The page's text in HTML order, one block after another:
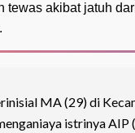
tewas akibat jatuh
MA (29) di
istrinya